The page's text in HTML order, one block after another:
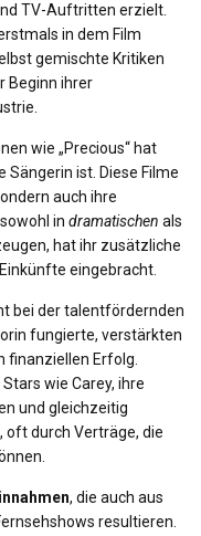
TV-Auftritten erzielt.
in dem Film
gemischte Kritiken
Beginn ihrer
wie „Precious“ hat
Sängerin ist. Diese Filme
auch ihre
in dramatischen als
hat ihr zusätzliche
eingebracht.
bei der talentfördernden
fungierte, verstärkten
Erfolg.
wie Carey, ihre
und gleichzeitig
oft durch Verträge, die
, die auch aus
resultieren.